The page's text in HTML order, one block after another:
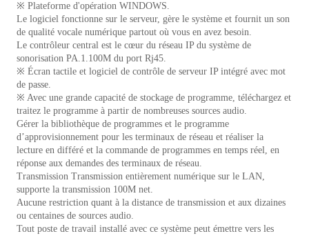
※ Plateforme d'opération WINDOWS.
Le logiciel fonctionne sur le serveur, gère le système et fournit un son
de qualité vocale numérique partout où vous en avez besoin.
Le contrôleur central est le cœur du réseau IP du système de
sonorisation PA.1.100M du port Rj45.
※ Écran tactile et logiciel de contrôle de serveur IP intégré avec mot
de passe.
※ Avec une grande capacité de stockage de programme, téléchargez et
traitez le programme à partir de nombreuses sources audio.
Gérer la bibliothèque de programmes et le programme
d’approvisionnement pour les terminaux de réseau et réaliser la
lecture en différé et la commande de programmes en temps réel, en
réponse aux demandes des terminaux de réseau.
Transmission Transmission entièrement numérique sur le LAN,
supporte la transmission 100M net.
Aucune restriction quant à la distance de transmission et aux dizaines
ou centaines de sources audio.
Tout poste de travail installé avec ce système peut émettre vers les